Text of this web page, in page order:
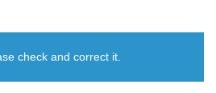
check and correct it.